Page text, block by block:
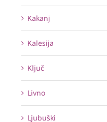
Kakanj
Kalesija
Ključ
Livno
Ljubuški